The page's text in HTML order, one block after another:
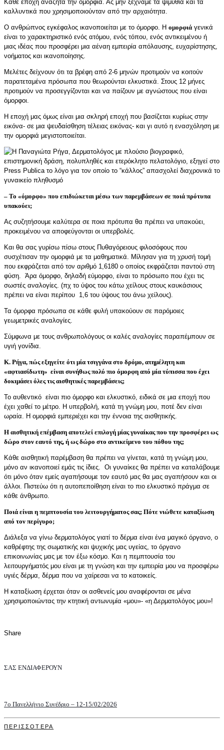
Κάθε εποχή αναζητά την ομορφιά. Ας μην ξεχνάμε τα ψιμύθια και τα
καλλυντικά που χρησιμοποιούνταν από την αρχαιότητα.
Ο ανθρώπνος εγκέφαλος ικανοποιείται με το όμορφο. Η ομορφιά γενικά
είναι το χαρακτηριστικό ενός ατόμου, ενός τόπου, ενός αντικειμένου ή
μιας ιδέας που προσφέρει μια αέναη εμπειρία απόλαυσης, ευχαρίστησης,
νοήματος και ικανοποίησης.
Μελέτες δείχνουν ότι τα βρέφη από 2-6 μηνών προτιμούν να κοιτούν
παρατεταμένα πρόσωπα που θεωρούνται ελκυστικά. Στους 12 μήνες
προτιμούν να προσεγγίζονται και να παίζουν με αγνώστους που είναι
όμορφοι.
Η εποχή μας όμως είναι μια σκληρή εποχή που βασίζεται κυρίως στην
εικόνα- σε μια ψευδαίσθηση τέλειας εικόνας- και γι αυτό η ενασχόληση με
την ομορφιά μεγιστοποιείται.
– Το «όμορφο» που επιδιώκεται μέσω των παρεμβάσεων σε ποιά πρότυπα
υπακούει;
Ας συζητήσουμε καλύτερα σε ποια πρότυπα θα πρέπει να υπακούει,
προκειμένου να αποφεύγονται οι υπερβολές.
Και θα σας γυρίσω πίσω στους Πυθαγόρειους φιλοσόφους που
συσχέτισαν την ομορφιά με τα μαθηματικά. Μίλησαν για τη χρυσή τομή
που εκφράζεται από τον αριθμό 1,6180 ο οποίος εκφράζεται παντού στη
φύση. Άρα όμορφο, δηλαδή εύμορφο, είναι το πρόσωπο που έχει τις
σωστές αναλογίες. (πχ το ύψος του κάτω χείλους στους καυκάσιους
πρέπει να είναι περίπου 1,6 του ύψους του άνω χείλους).
Τα όμορφα πρόσωπα σε κάθε φυλή υπακούουν σε παρόμοιες
γεωμετρικές αναλογίες.
Σύμφωνα με τους ανθρωπολόγους οι καλές αναλογίες παραπέμπουν σε
υγιή γονίδια.
Κ. Ρήγα, πώς εξηγείτε ότι μία τσιγγάνα στο δρόμο, ατημέλητη και
«αφτιασίδωτη» είναι συνήθως πολύ πιο όμορφη από μία τύπισσα που έχει
δοκιμάσει όλες τις αισθητικές παρεμβάσεις;
Το αυθεντικό είναι πιο όμορφο και ελκυστικό, ειδικά σε μια εποχή που
έχει χαθεί το μέτρο. Η υπερβολή, κατά τη γνώμη μου, ποτέ δεν είναι
ωραία. Η ομορφιά εμπεριέχει και την έννοια της αισθητικής.
Η αισθητική επέμβαση αποτελεί επιλογή μίας γυναίκας που την προσφέρει ως
δώρο στον εαυτό της, ή ως δώρο στο αντικείμενο του πόθου της;
Κάθε αισθητική παρέμβαση θα πρέπει να γίνεται, κατά τη γνώμη μου,
μόνο αν ικανοποιεί εμάς τις ίδιες. Οι γυναίκες θα πρέπει να καταλάβουμε
ότι μόνο όταν εμείς αγαπήσουμε τον εαυτό μας θα μας αγαπήσουν και οι
άλλοι. Πιστεύω ότι η αυτοπεποίθηση είναι το πιο ελκυστικό πράγμα σε
κάθε άνθρωπο.
Ποιά είναι η πεμπτουσία του λειτουργήματος σας; Πότε νιώθετε καταξίωση
από τον περίγυρο;
Διάλεξα να γίνω δερματολόγος γιατί το δέρμα είναι ένα μαγικό όργανο, ο
καθρέφτης της σωματικής και ψυχικής μας υγείας, το όργανο
επικοινωνίας μας με τον έξω κόσμο. Και η πεμπτουσία του
λειτουργήματός μου είναι με τη γνώση και την εμπειρία μου να προσφέρω
υγιές δέρμα, δέρμα που να χαίρεσαι να το κατοικείς.
Η καταξίωση έρχεται όταν οι ασθενείς μου αναφέρονται σε μένα
χρησιμοποιώντας την κτητική αντωνυμία «μου»- «η Δερματολόγος μου»!
Share
ΣΑΣ ΕΝΔΙΑΦΕΡΟΥΝ
7o Πανελλήνιο Συνέδριο – 12-15/02/2026
ΠΕΡΙΣΣΟΤΕΡΑ